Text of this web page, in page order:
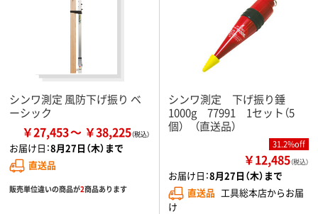
シンワ測定 風防下げ振り ベ
ーシック
￥27,453 ￥38,225
お届け日：8月27日（木）まで
直送品
販売単位違いの商品が2商品あります
シンワ測定 下げ振り錘
1000g 77991 1セット（5
個） （直送品）
31.2%off
￥12,485（税込）
お届け日：8月27日（木）まで
直送品 工具総本店からお届
け